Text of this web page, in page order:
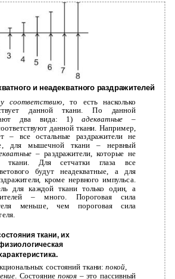
и неадекватного раздражителей
соответствию , то есть насколько
данной ткани. По данной
два вида: 1)адекватные–
данной ткани. Например,
– все остальные раздражители не
для мышечной ткани – нервный
– раздражители, которые не
ткани. Для сетчатки глаза все
будут неадекватные, а для
кроме нервного импульса.
для каждой ткани только один, а
– много. Пороговая сила
меньше, чем пороговая сила
ткани, их
состояний ткани:покой,
. Состояниепокоя – это пассивный